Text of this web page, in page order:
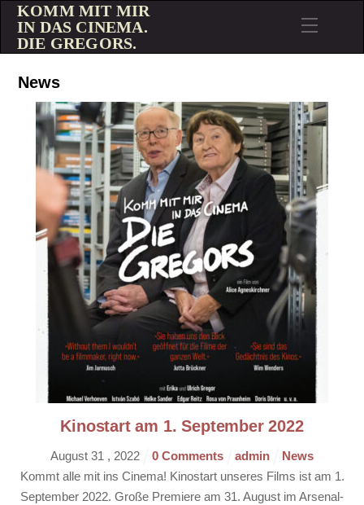
KOMM MIT MIR
IN DAS CINEMA.
DIE GREGORS.
News
Kinostart am 1. September 2022
August 31 , 2022 0 Comments admin
News
Kommt alle mit ins Cinema! Kinostart unseres Films ist am 1.
September 2022. Große Premiere am 31. August im Arsenal-